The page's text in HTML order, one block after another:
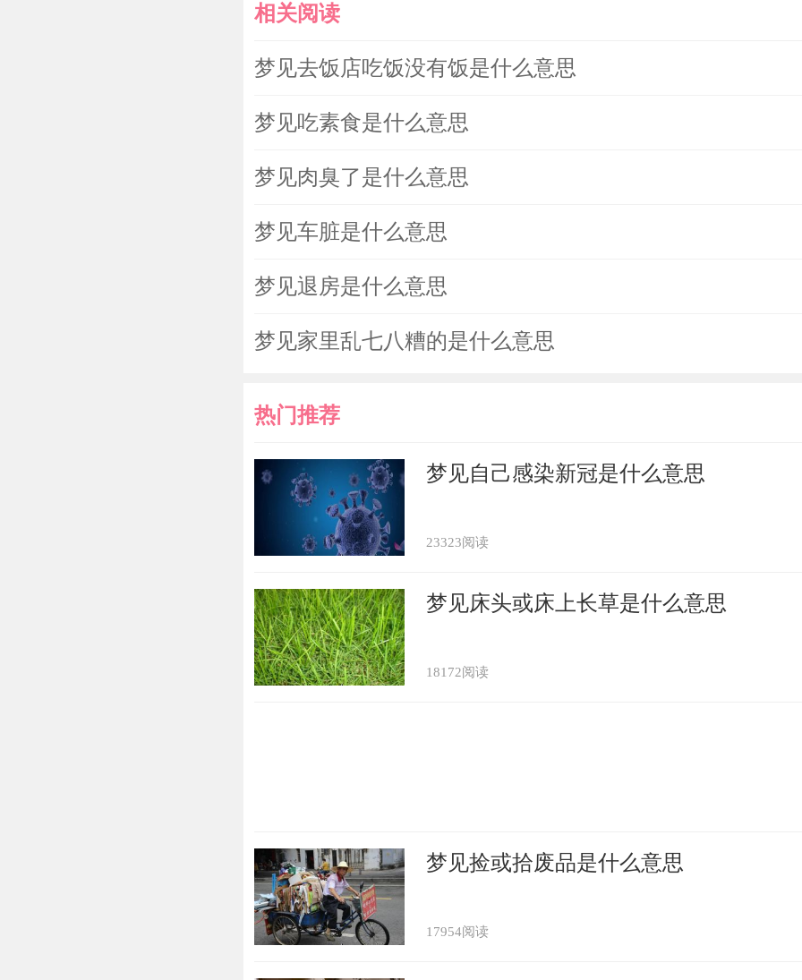
相关阅读
梦见去饭店吃饭没有饭是什么意思
梦见吃素食是什么意思
梦见肉臭了是什么意思
梦见车脏是什么意思
梦见退房是什么意思
梦见家里乱七八糟的是什么意思
热门推荐
梦见自己感染新冠是什么意思
23323阅读
梦见床头或床上长草是什么意思
18172阅读
梦见捡或拾废品是什么意思
17954阅读